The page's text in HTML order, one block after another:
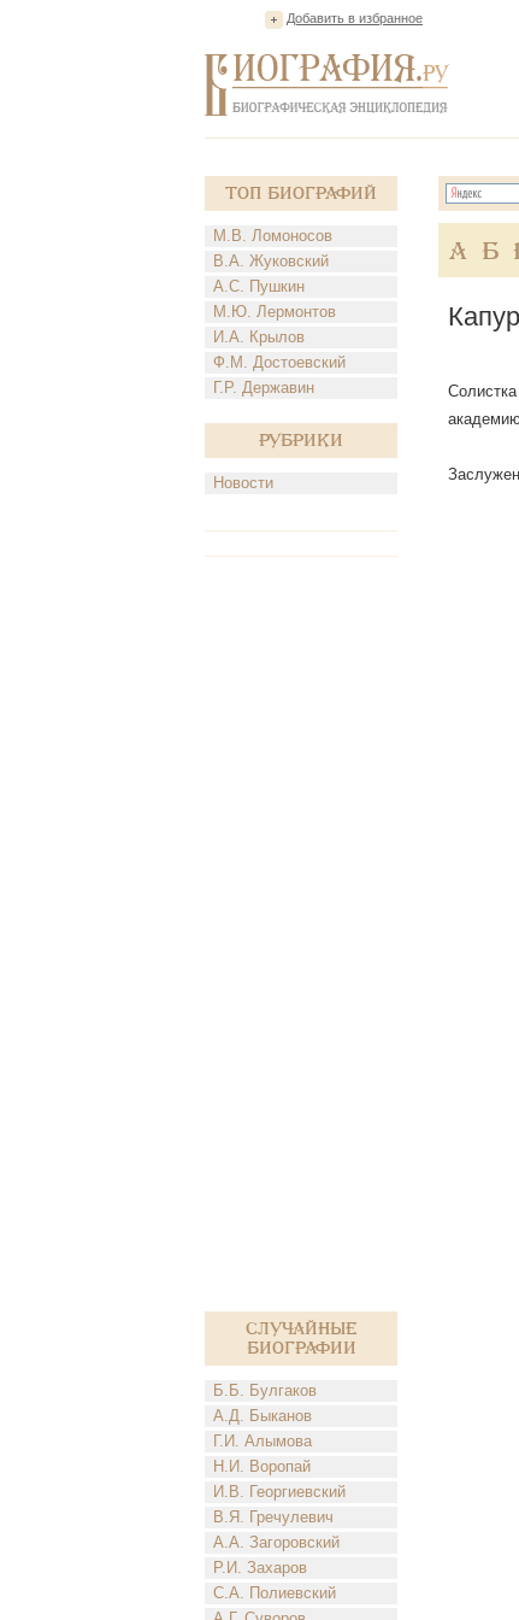
Добавить в избранное
Топ Биографий
М.В. Ломоносов
В.А. Жуковский
А.С. Пушкин
М.Ю. Лермонтов
И.А. Крылов
Ф.М. Достоевский
Г.Р. Державин
Рубрики
Новости
Случайные
биографии
Б.Б. Булгаков
А.Д. Быканов
Г.И. Алымова
Н.И. Воропай
И.В. Георгиевский
В.Я. Гречулевич
А.А. Загоровский
Р.И. Захаров
С.А. Полиевский
А Б